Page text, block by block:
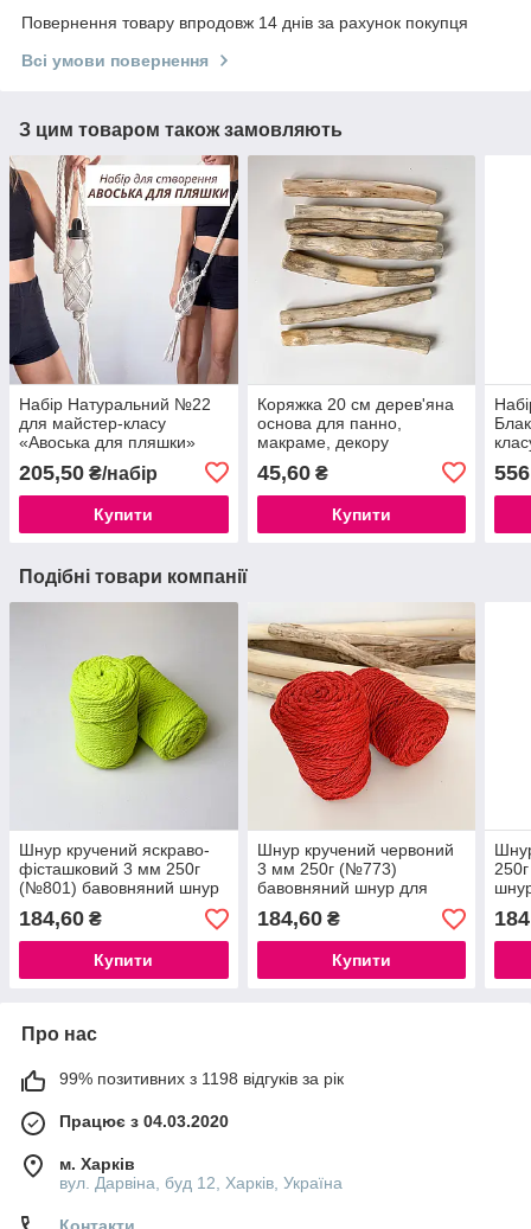
Повернення товару впродовж 14 днів за рахунок покупця
Всі умови повернення
З цим товаром також замовляють
Набір Натуральний №22
для майстер-класу
«Авоська для пляшки»
шнура 3 мм
205,50 ₴/набір
Купити
Коряжка 20 см дерев'яна
основа для панно,
макраме, декору
45,60₴
Купити
556
Подібні товари компанії
Шнур кручений яскраво-
фісташковий 3 мм 250г
(№801) бавовняний шнур
для макраме роуп 3мм
macrame rope 3mm
184,60 ₴
Купити
Шнур кручений червоний
3 мм 250г (№773)
бавовняний шнур для
макраме роуп 3мм,
macrame rope 3mm
184,60₴
Купити
3мм
Про нас
99% позитивних з 1198 відгуків за рік
Працює з 04.03.2020
м. Харків
вул. Дарвіна, буд 12, Харків, Україна